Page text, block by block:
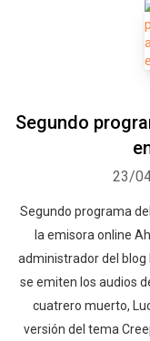
Segundo
23/
Segundo programa
la emisora online
administrador del blog
se emiten los audios
cuatrero muerto,
versión del tema